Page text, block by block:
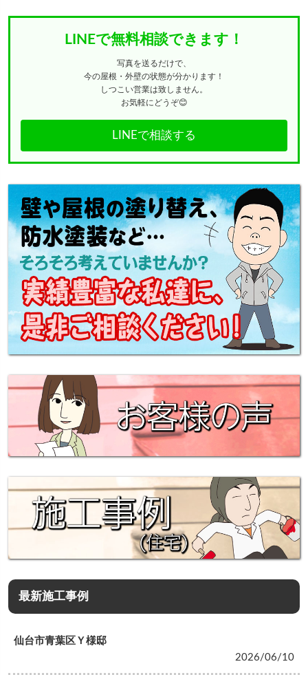
LINEで無料相談できます！
写真を送るだけで、
今の屋根・外壁の状態が分かります！
しつこい営業は致しません。
お気軽にどうぞ😊
LINEで相談する
最新施工事例
仙台市青葉区Ｙ様邸
2026/06/10